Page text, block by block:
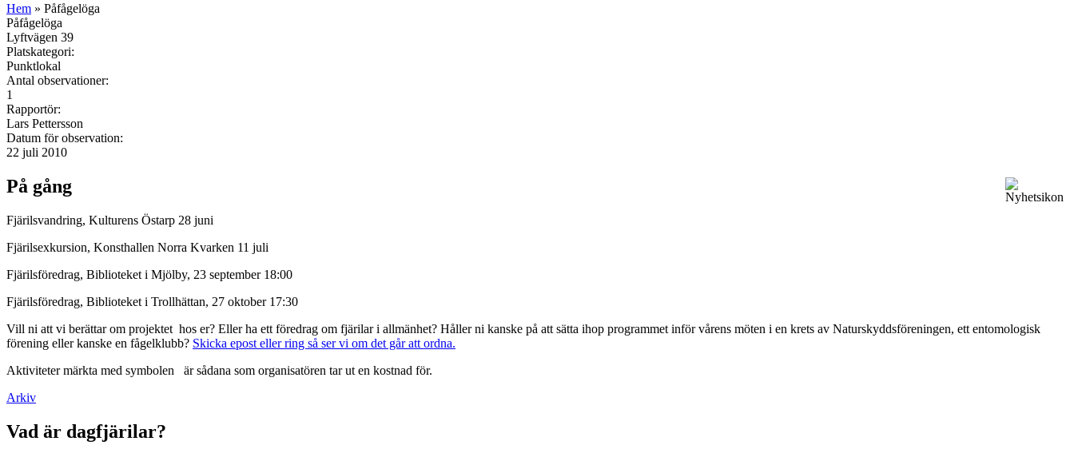
Hem » Påfågelöga
Påfågelöga
Lyftvägen 39
Platskategori:
Punktlokal
Antal observationer:
1
Rapportör:
Lars Pettersson
Datum för observation:
22 juli 2010
På gång
Fjärilsvandring, Kulturens Östarp 28 juni
Fjärilsexkursion, Konsthallen Norra Kvarken 11 juli
Fjärilsföredrag, Biblioteket i Mjölby, 23 september 18:00
Fjärilsföredrag, Biblioteket i Trollhättan, 27 oktober 17:30
Vill ni att vi berättar om projektet hos er? Eller ha ett föredrag om fjärilar i allmänhet? Håller ni kanske på att sätta ihop programmet inför vårens möten i en krets av Naturskyddsföreningen, ett entomologisk
förening eller kanske en fågelklubb? Skicka epost eller ring så ser vi om det går att ordna.
Aktiviteter märkta med symbolen
är sådana som organisatören tar ut en kostnad för.
Arkiv
Vad är dagfjärilar?